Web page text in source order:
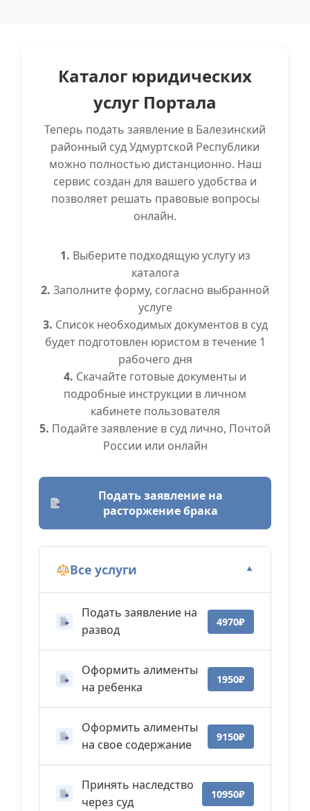
Каталог юридических
услуг Портала
Теперь подать заявление в Балезинский
районный суд Удмуртской Республики
можно полностью дистанционно. Наш
сервис создан для вашего удобства и
позволяет решать правовые вопросы
онлайн.
1. Выберите подходящую услугу из
каталога
2. Заполните форму, согласно выбранной
услуге
3. Список необходимых документов в суд
будет подготовлен юристом в течение 1
рабочего дня
4. Скачайте готовые документы и
подробные инструкции в личном
кабинете пользователя
5. Подайте заявление в суд лично, Почтой
России или онлайн
Подать заявление на
расторжение брака
Все услуги ▼
Подать заявление на
развод
4970₽
Оформить алименты
на ребенка
1950₽
Оформить алименты
на свое содержание
9150₽
Принять наследство
через суд
10950₽